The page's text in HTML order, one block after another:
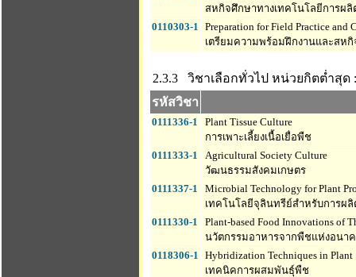
สหกิจศึกษาทางเทคโนโลยีการผ
0110303-1 Preparation for Field Practice and
เตรียมความพร้อมฝึกงานและสห
2.3.3 วิชาเลือกทั่วไป หน่วยกิตต่ำสุด
รหัสวิชา
0111336-1
Plant Tissue Culture
การเพาะเลี้ยงเนื้อเยื่อพืช
0111333-1
Agricultural Society Culture
วัฒนธรรมสังคมเกษตร
0111337-1
Microbial Technology for Plant
เทคโนโลยีจุลินทรีย์สำหรับการผ
0111330-1
Plant-based Food Innovations of
นวัตกรรมอาหารจากพืชแห่งอนา
0118306-1 Hybridization Techniques in Plant
เทคนิคการผสมพันธุ์พืช